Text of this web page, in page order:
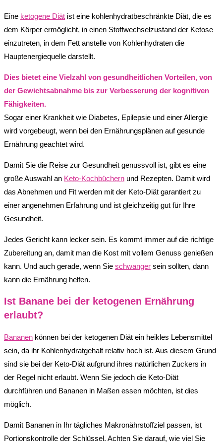
Eine ketogene Diät ist eine kohlenhydratbeschränkte Diät, die es
dem Körper ermöglicht, in einen Stoffwechselzustand der Ketose
einzutreten, in dem Fett anstelle von Kohlenhydraten die
Hauptenergiequelle darstellt.
Dies bietet eine Vielzahl von gesundheitlichen Vorteilen, von
der Gewichtsabnahme bis zur Verbesserung der kognitiven
Fähigkeiten.
Sogar einer Krankheit wie Diabetes, Epilepsie und einer Allergie
wird vorgebeugt, wenn bei den Ernährungsplänen auf gesunde
Ernährung geachtet wird.
Damit Sie die Reise zur Gesundheit genussvoll ist, gibt es eine
große Auswahl an Keto-Kochbüchern und Rezepten. Damit wird
das Abnehmen und Fit werden mit der Keto-Diät garantiert zu
einer angenehmen Erfahrung und ist gleichzeitig gut für Ihre
Gesundheit.
Jedes Gericht kann lecker sein. Es kommt immer auf die richtige
Zubereitung an, damit man die Kost mit vollem Genuss genießen
kann. Und auch gerade, wenn Sie schwanger sein sollten, dann
kann die Ernährung helfen.
Ist Banane bei der ketogenen Ernährung
erlaubt?
Bananen können bei der ketogenen Diät ein heikles Lebensmittel
sein, da ihr Kohlenhydratgehalt relativ hoch ist. Aus diesem Grund
sind sie bei der Keto-Diät aufgrund ihres natürlichen Zuckers in
der Regel nicht erlaubt. Wenn Sie jedoch die Keto-Diät
durchführen und Bananen in Maßen essen möchten, ist dies
möglich.
Damit Bananen in Ihr tägliches Makronährstoffziel passen, ist
Portionskontrolle der Schlüssel. Achten Sie darauf, wie viel Sie